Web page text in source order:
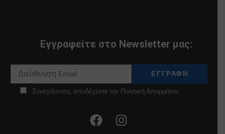
Εγγραφείτε στο Newsletter μας:
Συνεχίζοντας, αποδέχεστε την Πολιτική Απορρήτου